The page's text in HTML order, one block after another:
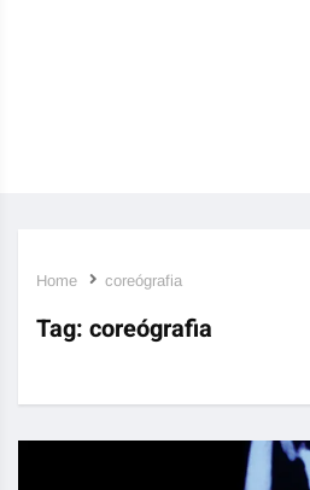
Home coreógrafia
Tag: coreógrafia